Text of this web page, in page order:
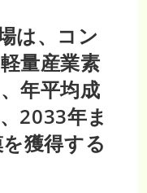
は、コン
量産業素
年平均成
2033年ま
獲得する